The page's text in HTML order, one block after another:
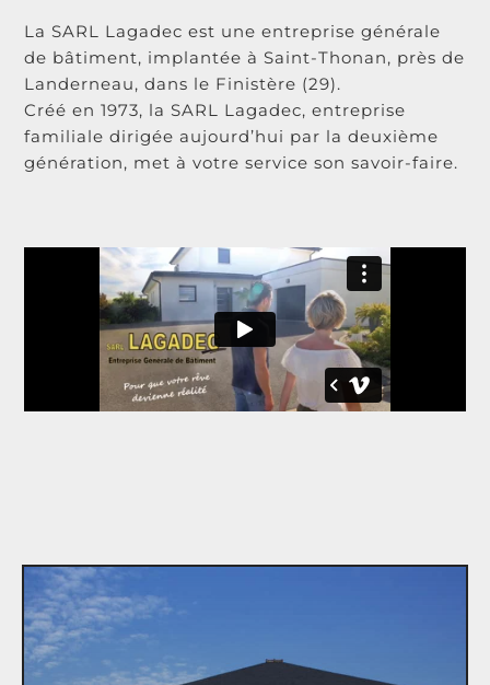
La SARL Lagadec est une entreprise générale
de bâtiment, implantée à Saint-Thonan, près de
Landerneau, dans le Finistère (29).
Créé en 1973, la SARL Lagadec, entreprise
familiale dirigée aujourd’hui par la deuxième
génération, met à votre service son savoir-faire.